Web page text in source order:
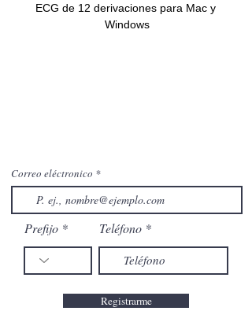
ECG de 12 derivaciones para Mac y
Windows
Correo eléctronico
Prefijo Teléfono
Registrarme